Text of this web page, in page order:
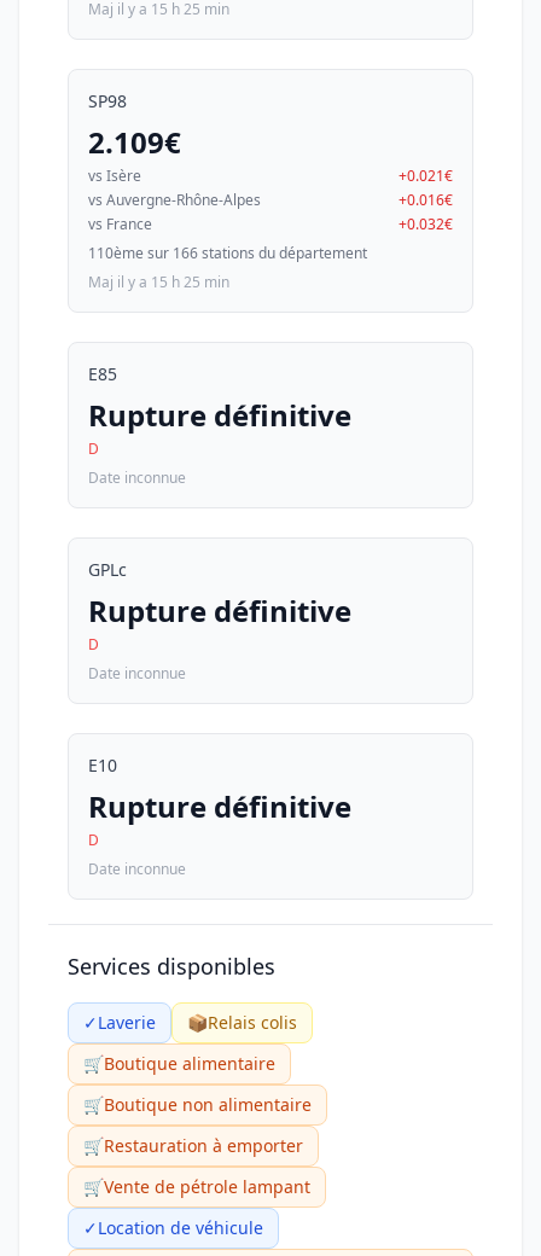
Maj il y a 15 h 25 min
SP98
2.109€
vs Isère
+0.021€
vs Auvergne-Rhône-Alpes
+0.016€
vs France
+0.032€
110ème sur 166 stations du département
Maj il y a 15 h 25 min
E85
Rupture définitive
D
Date inconnue
GPLc
Rupture définitive
D
Date inconnue
E10
Rupture définitive
D
Date inconnue
Services disponibles
✓Laverie 📦Relais colis
🛒Boutique alimentaire
🛒Boutique non alimentaire
🛒Restauration à emporter
🛒Vente de pétrole lampant
✓Location de véhicule